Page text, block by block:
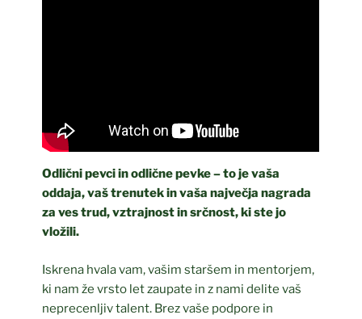
Odlični pevci in odlične pevke – to je vaša
oddaja, vaš trenutek in vaša največja nagrada
za ves trud, vztrajnost in srčnost, ki ste jo
vložili.
Iskrena hvala vam, vašim staršem in mentorjem,
ki nam že vrsto let zaupate in z nami delite vaš
neprecenljiv talent. Brez vaše podpore in